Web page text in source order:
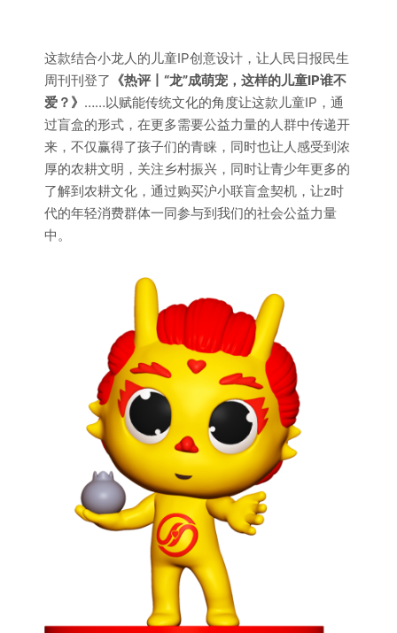
这款结合小龙人的儿童IP创意设计，让人民日报民生
周刊刊登了 《热评丨“龙”成萌宠，这样的儿童IP谁不
爱？》 ……以赋能传统文化的角度让这款儿童IP，通
过盲盒的形式，在更多需要公益力量的人群中传递开
来，不仅赢得了孩子们的青睐，同时也让人感受到浓
厚的农耕文明，关注乡村振兴，同时让青少年更多的
了解到农耕文化，通过购买沪小联盲盒契机，让z时
代的年轻消费群体一同参与到我们的社会公益力量
中。